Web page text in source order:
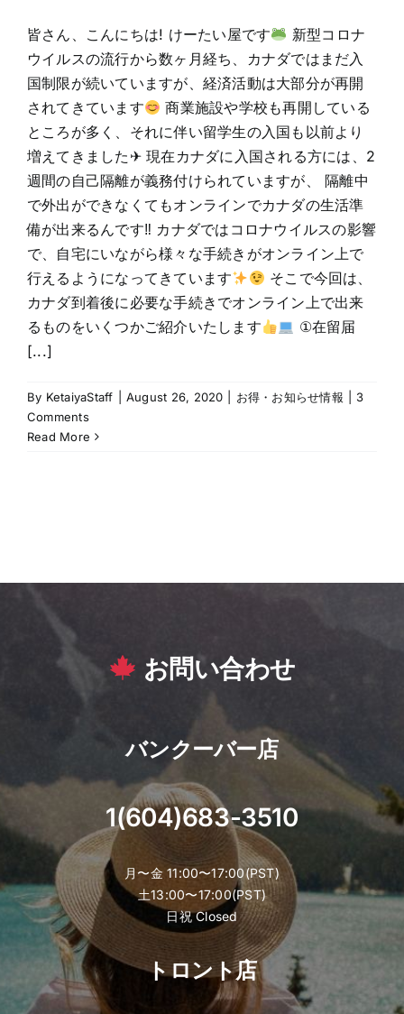
皆さん、こんにちは! けーたい屋です
新型コロナ
ウイルスの流行から数ヶ月経ち、カナダではまだ入
国制限が続いていますが、経済活動は大部分が再開
されてきています
商業施設や学校も再開している
ところが多く、それに伴い留学生の入国も以前より
増えてきました✈ 現在カナダに入国される方には、2
週間の自己隔離が義務付けられていますが、 隔離中
で外出ができなくてもオンラインでカナダの生活準
備が出来るんです‼ カナダではコロナウイルスの影響
で、自宅にいながら様々な手続きがオンライン上で
行えるようになってきています
そこで今回は、
カナダ到着後に必要な手続きでオンライン上で出来
るものをいくつかご紹介いたします
①在留届
[...]
By KetaiyaStaff August 26, 2020 お得・お知らせ情報
3
Comments
Read More
お問い合わせ
バンクーバー店
1(604)683-3510
月〜金 11:00〜17:00(PST)
土13:00〜17:00(PST)
日祝 Closed
トロント店